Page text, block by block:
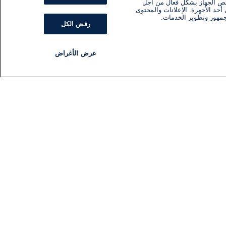
الجهاز بشكل فعال من أجل
الأجهزة. الإعلانات والمحتوى
وتطوير الخدمات.
رفض الكل
عرض الأغراض